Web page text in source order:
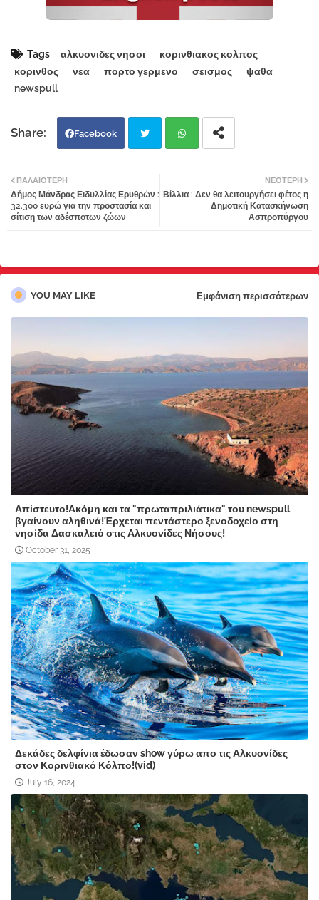
Tags αλκυονιδες νησοι
κορινθιακος κολπος
κορινθος
νεα πορτο γερμενο σεισμος
ψαθα
newspull
Facebook
tter atsa
ΝΕΌΤΕΡΗ
Βίλλια : Δεν θα λειτουργήσει φέτος η
Δημοτική Κατασκήνωση
Ασπροπύργου
ΠΑΛΑΙΌΤΕΡΗ
Δήμος Μάνδρας Ειδυλλίας Ερυθρών :
32.300 ευρώ για την προστασία και
σίτιση των αδέσποτων ζώων
YOU MAY LIKE Εμφάνιση περισσότερων
Απίστευτο!Ακόμη και τα "πρωταπριλιάτικα" του newspull
βγαίνουν αληθινά!Έρχεται πεντάστερο ξενοδοχείο στη
νησίδα Δασκαλειό στις Αλκυονίδες Νήσους!
October 31, 2025
Δεκάδες δελφίνια έδωσαν show γύρω απο τις Αλκυονίδες
στον Κορινθιακό Κόλπο!(vid)
July 16, 2024